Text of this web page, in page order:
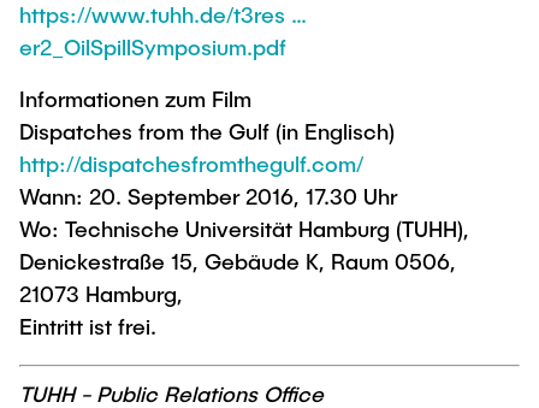
https://www.tuhh.de/t3res …
er2_OilSpillSymposium.pdf
Informationen zum Film
Dispatches from the Gulf (in Englisch)
http://dispatchesfromthegulf.com/
Wann: 20. September 2016, 17.30 Uhr
Wo: Technische Universität Hamburg (TUHH),
Denickestraße 15, Gebäude K, Raum 0506,
21073 Hamburg,
Eintritt ist frei.
TUHH - Public Relations Office